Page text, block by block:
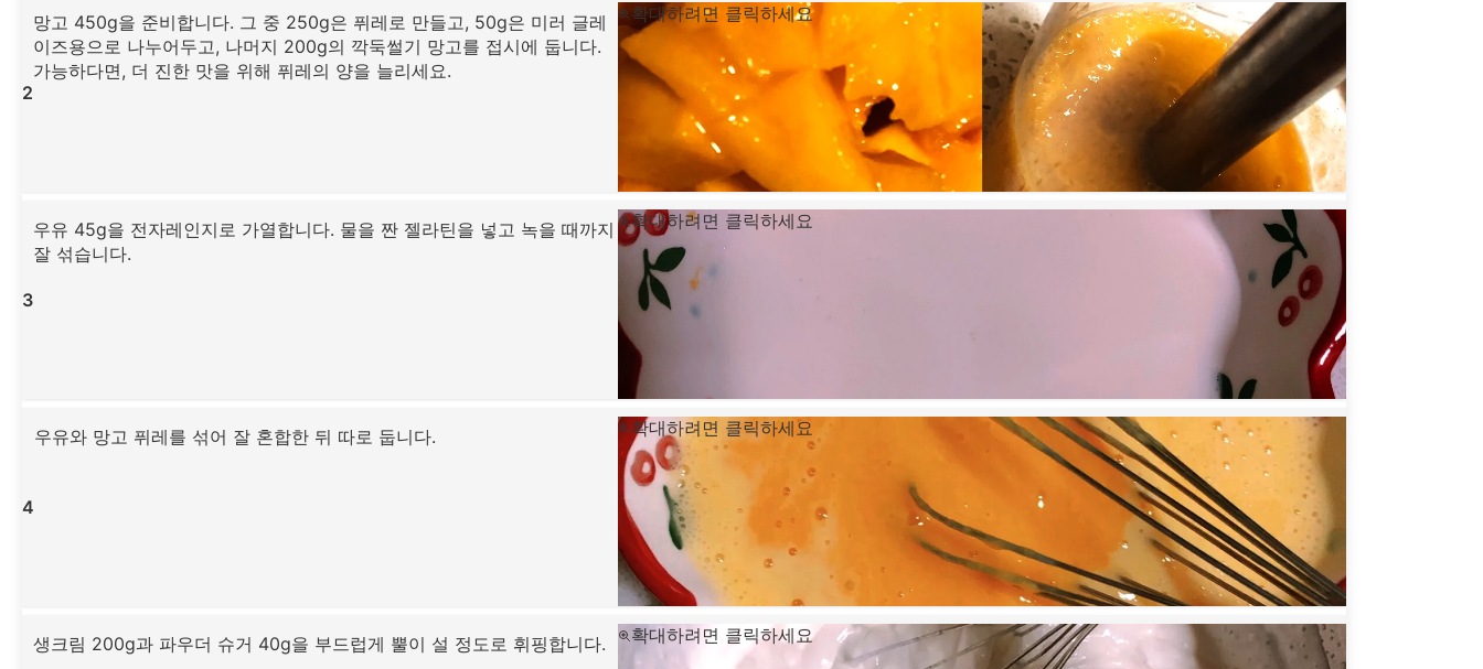
2
망고 450g을 준비합니다. 그 중 250g은 퓌레로 만들고, 50g은 미러 글레
이즈용으로 나누어두고, 나머지 200g의 깍둑썰기 망고를 접시에 둡니다.
가능하다면, 더 진한 맛을 위해 퓌레의 양을 늘리세요.
확대하려면 클릭하세요
3
우유 45g을 전자레인지로 가열합니다. 물을 짠 젤라틴을 넣고 녹을 때까지
잘 섞습니다.
확대하려면 클릭하세요
4
우유와 망고 퓌레를 섞어 잘 혼합한 뒤 따로 둡니다. 확대하려면 클릭하세요
생크림 200g과 파우더 슈거 40g을 부드럽게 뿔이 설 정도로 휘핑합니다. 확대하려면 클릭하세요